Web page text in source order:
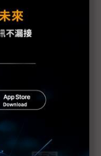
、AI風險管控與
首爾展開貿易會
加入川普訪中團